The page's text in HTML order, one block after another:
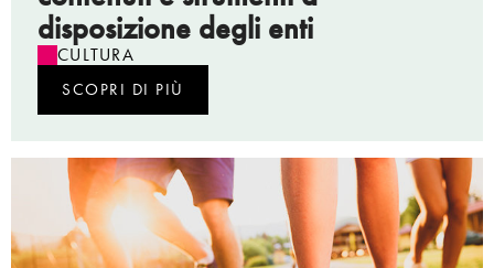
disposizione degli enti
CULTURA
SCOPRI DI PIÙ